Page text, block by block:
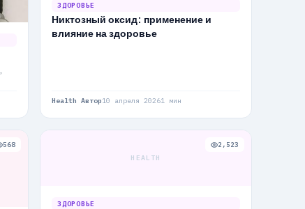
ЗДОРОВЬЕ
Никтозный оксид: применение и
влияние на здоровье
Health Автор10 апреля 20261 мин
568
HEALTH
2,523
ЗДОРОВЬЕ